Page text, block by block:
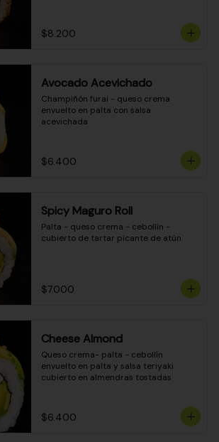
$8.200
Avocado Acevichado
Champiñón furai - queso crema
envuelto en palta con salsa
acevichada
$6.400
Spicy Maguro Roll
Palta - queso crema - cebollín -
cubierto de tartar picante de atún
$7.000
Cheese Almond
Queso crema- palta - cebollín
envuelto en palta y salsa teriyaki
cubierto en almendras tostadas
$6.400